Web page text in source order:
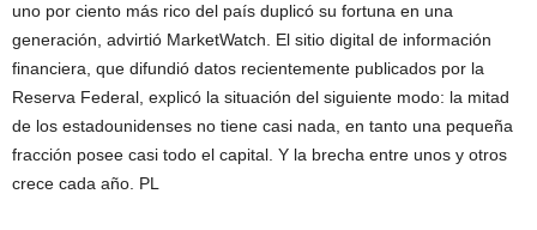
uno por ciento más rico del país duplicó su fortuna en una
generación, advirtió MarketWatch. El sitio digital de información
financiera, que difundió datos recientemente publicados por la
Reserva Federal, explicó la situación del siguiente modo: la mitad
de los estadounidenses no tiene casi nada, en tanto una pequeña
fracción posee casi todo el capital. Y la brecha entre unos y otros
crece cada año. PL